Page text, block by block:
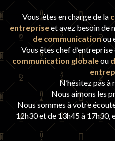
Vous êtes en charge de la
entrepriseet avez besoin de
de communicationou
Vous êtes chef
communication globaleou
N’hésitez pas
Nous aimons les
Nous sommes à votre
12h30 et de 13h45 à 17h30,